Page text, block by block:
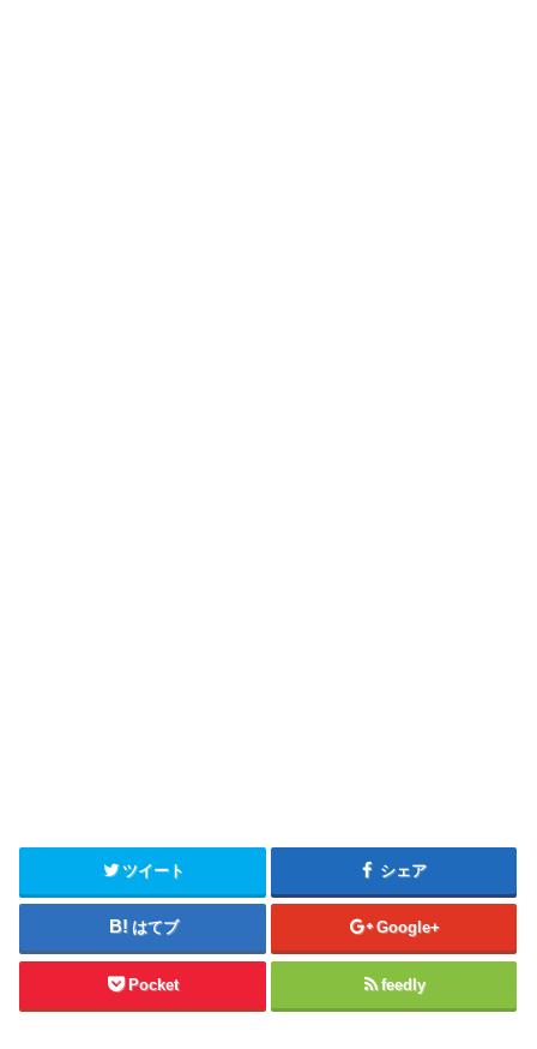
ツイート シェア
はてブ Google+
Pocket feedly